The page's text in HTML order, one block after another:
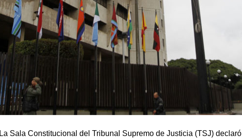
La Sala Constitucional del Tribunal Supremo de Justicia (TSJ) declaró